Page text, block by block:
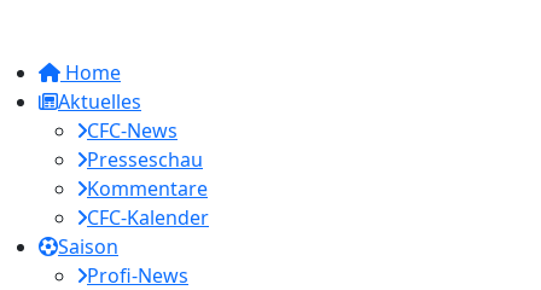
Home
Aktuelles
CFC-News
Presseschau
Kommentare
CFC-Kalender
Saison
Profi-News